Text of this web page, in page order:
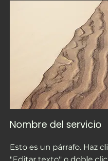
Nombre del servicio
Esto es un párrafo. Haz